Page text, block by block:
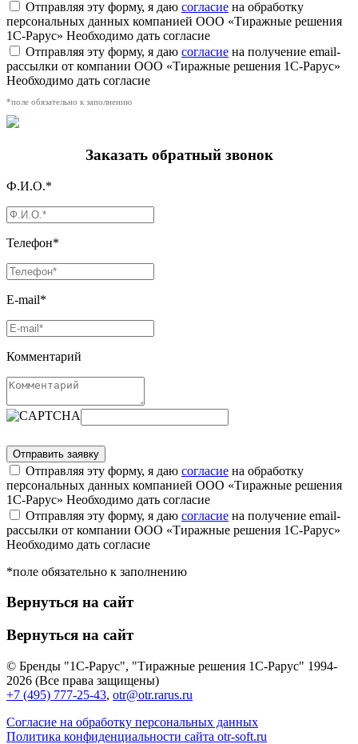
Отправляя эту форму, я даю согласие на обработку
персональных данных компанией ООО «Тиражные решения
1С-Рарус» Необходимо дать согласие
Отправляя эту форму, я даю согласие на получение email-
рассылки от компании ООО «Тиражные решения 1С-Рарус»
Необходимо дать согласие
*поле обязательно к заполнению
Заказать обратный звонок
Ф.И.О.*
Телефон*
E-mail*
Комментарий
Отправляя эту форму, я даю согласие на обработку
персональных данных компанией ООО «Тиражные решения
1С-Рарус» Необходимо дать согласие
Отправляя эту форму, я даю согласие на получение email-
рассылки от компании ООО «Тиражные решения 1С-Рарус»
Необходимо дать согласие
*поле обязательно к заполнению
Вернуться на сайт
Вернуться на сайт
© Бренды "1С-Рарус", "Тиражные решения 1С-Рарус" 1994-
2026 (Все права защищены)
+7 (495) 777-25-43, otr@otr.rarus.ru
Согласие на обработку персональных данных
Политика конфиденциальности сайта otr-soft.ru